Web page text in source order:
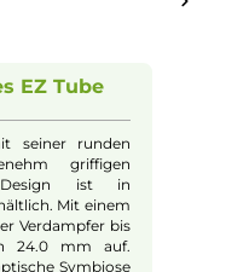
, Einsteigerfreundlich